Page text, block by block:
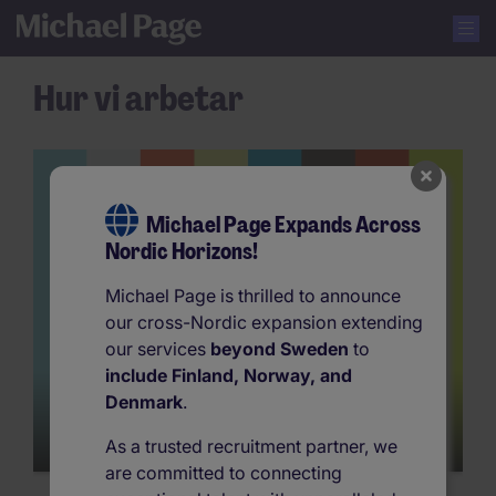
Michael Page Expands Across
Nordic Horizons!
Michael Page is thrilled to announce
our cross-Nordic expansion extending
our services beyond Sweden to
include Finland, Norway, and
Denmark.
As a trusted recruitment partner, we
are committed to connecting
Hur vi arbetar